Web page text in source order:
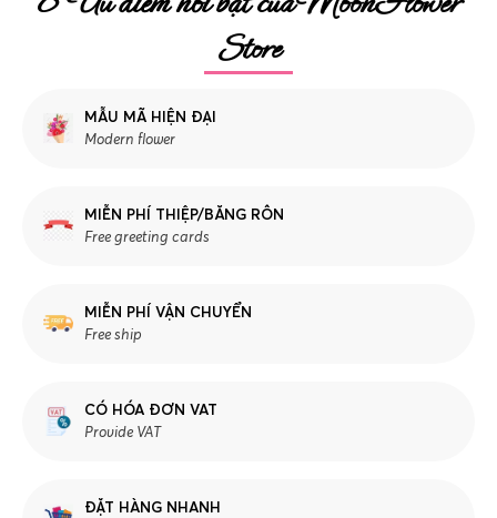
Store
MẪU MÃ HIỆN ĐẠI
Modern flower
MIỄN PHÍ THIỆP/BĂNG RÔN
Free greeting cards
MIỄN PHÍ VẬN CHUYỂN
Free ship
CÓ HÓA ĐƠN VAT
Provide VAT
ĐẶT HÀNG NHANH